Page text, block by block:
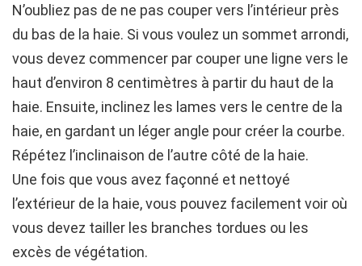
N’oubliez pas de ne pas couper vers l’intérieur près
du bas de la haie. Si vous voulez un sommet arrondi,
vous devez commencer par couper une ligne vers le
haut d’environ 8 centimètres à partir du haut de la
haie. Ensuite, inclinez les lames vers le centre de la
haie, en gardant un léger angle pour créer la courbe.
Répétez l’inclinaison de l’autre côté de la haie.
Une fois que vous avez façonné et nettoyé
l’extérieur de la haie, vous pouvez facilement voir où
vous devez tailler les branches tordues ou les
excès de végétation.